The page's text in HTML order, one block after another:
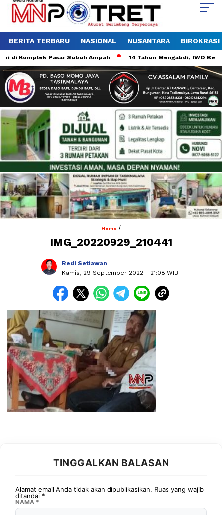
BERITA TERBARU NASIONAL NUSANTARA BIROKRASI
Komplek Pasar Subuh Ampah 14 Tahun Mengabdi, IWO
Home /
IMG_20220929_210441
Redi Setiawan
Kamis, 29 September 2022 - 21:08 WIB
TINGGALKAN BALASAN
Alamat email Anda tidak akan dipublikasikan. Ruas yang wajib
ditandai *
NAMA *